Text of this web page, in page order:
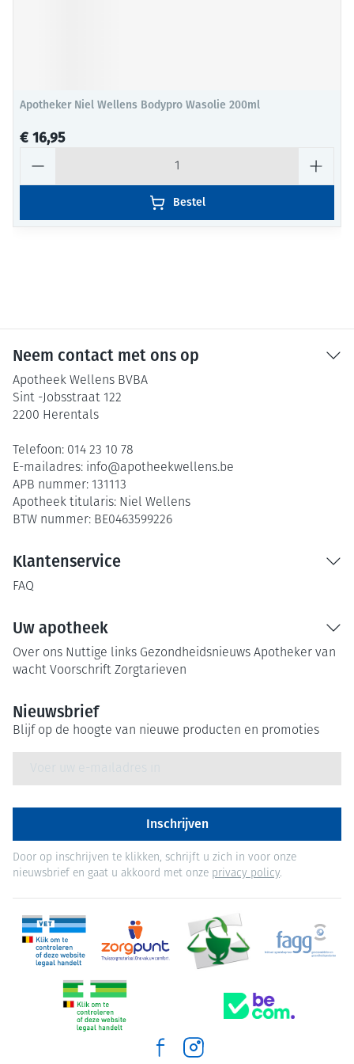
Apotheker Niel Wellens Bodypro Wasolie 200ml
€ 16,95
Bestel
Neem contact met ons op
Apotheek Wellens BVBA
Sint -Jobsstraat 122
2200 Herentals
Telefoon: 014 23 10 78
E-mailadres: info@apotheekwellens.be
APB nummer: 131113
Apotheek titularis: Niel Wellens
BTW nummer: BE0463599226
Klantenservice
FAQ
Uw apotheek
Over ons Nuttige links Gezondheidsnieuws Apotheker van
wacht Voorschrift Zorgtarieven
Nieuwsbrief
Blijf op de hoogte van nieuwe producten en promoties
Inschrijven
Door op inschrijven te klikken, schrijft u zich in voor onze
nieuwsbrief en gaat u akkoord met onze privacy policy.